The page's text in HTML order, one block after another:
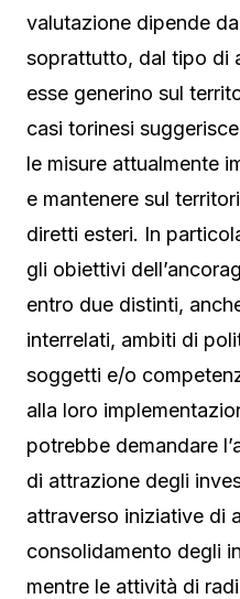
valutazione dipende
soprattutto, dal tipo di
esse generino sul
casi torinesi
le misure attualmente
e mantenere sul
diretti esteri. In
gli obiettivi
entro due distinti,
interrelati, ambiti di
soggetti e/o
alla loro
potrebbe demandare
di attrazione degli
attraverso iniziative di
consolidamento degli
mentre le attività di